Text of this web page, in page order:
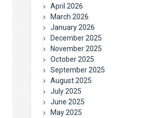
April 2026
March 2026
January 2026
December 2025
November 2025
October 2025
September 2025
August 2025
July 2025
June 2025
May 2025